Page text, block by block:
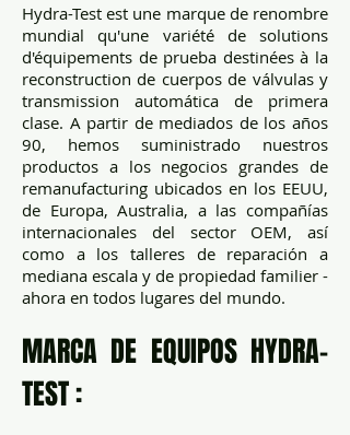
Hydra-Test est une marque de renombre
mundial qu'une variété de solutions
d'équipements de prueba destinées à la
reconstruction de cuerpos de válvulas y
transmission automática de primera
clase. A partir de mediados de los años
90, hemos suministrado nuestros
productos a los negocios grandes de
remanufacturing ubicados en los EEUU,
de Europa, Australia, a las compañías
internacionales del sector OEM, así
como a los talleres de reparación a
mediana escala y de propiedad familier -
ahora en todos lugares del mundo.
MARCA DE EQUIPOS HYDRA-
TEST :